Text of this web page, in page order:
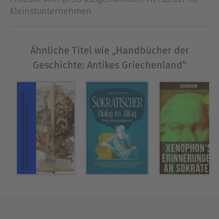
Burckhardt) Geschichte Alexanders des Großen
Sagen (Gustav Schwab) Klassiker der griechischen
Literatur: Ilias (Homer) Odyssee (Homer) Fabeln
und Mythen (Äsop) Der gefesselte Prometheus
(Aischylos) Die Perser (Aischylos) Die
Schutzflehenden (Aischylos) Die Sieben gegen
Theben (Aischylos) Die Orestie (Aischylos):
Agamemnon Die Grabesspenderinnen Die
Eumeniden Antigone (Sophokles) König Ödipus
(Sophokles) Medea (Euripides) Hippolytus
(Euripides) Die Ritter (Aristophanes) Die Wolken
(Aristophanes) Der Frieden (Aristophanes) Die
Vögel (Aristophanes) Lystrate (Aristophanes) Die
Kleinstunternehmen
Ähnliche Titel wie „Handbücher der
Geschichte: Antikes Griechenland“